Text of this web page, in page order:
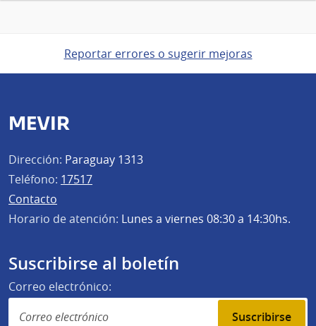
Reportar errores o sugerir mejoras
MEVIR
Dirección: Paraguay 1313
Teléfono: 17517
Contacto
Horario de atención: Lunes a viernes 08:30 a 14:30hs.
Suscribirse al boletín
Correo electrónico:
Suscribirse